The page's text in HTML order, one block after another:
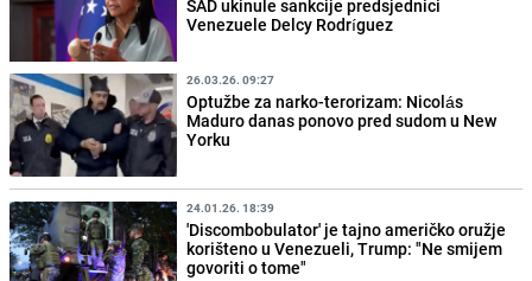
SAD ukinule sankcije predsjednici
Venezuele Delcy Rodríguez
26.03.26. 09:27
Optužbe za narko-terorizam: Nicolás
Maduro danas ponovo pred sudom u New
Yorku
24.01.26. 18:39
'Discombobulator' je tajno američko oružje
korišteno u Venezueli, Trump: "Ne smijem
govoriti o tome"